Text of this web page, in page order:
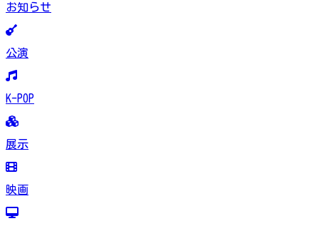
お知らせ
公演
K-POP
展示
映画